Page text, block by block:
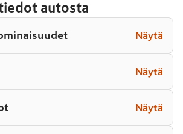
autosta
Näytä
Näytä
Näytä